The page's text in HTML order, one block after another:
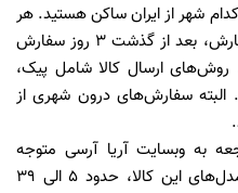
شهر از ایران ساکن هستید. هر
کجا که باشید پس از ثبت سفارش، بعد از گذشت ۳ روز سفارش
ارسال کالا شامل پیک،
سفارش‌های درون شهری از
به وبسایت آریا آرسی متوجه
خواهید شد که روی تمامی مدل‌های این کالا، حدود ۵ الی ۳۹